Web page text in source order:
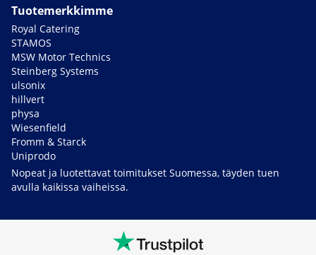
Tuotemerkkimme
Royal Catering
STAMOS
MSW Motor Technics
Steinberg Systems
ulsonix
hillvert
physa
Wiesenfield
Fromm & Starck
Uniprodo
Nopeat ja luotettavat toimitukset Suomessa, täyden tuen
avulla kaikissa vaiheissa.